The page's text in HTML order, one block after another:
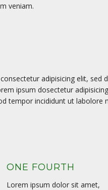
veniam.
adipisicing elit,
ipsum dosectetur
tempor incididunt ut labolore
ONE FOURTH
Lorem ipsum dolor sit amet,